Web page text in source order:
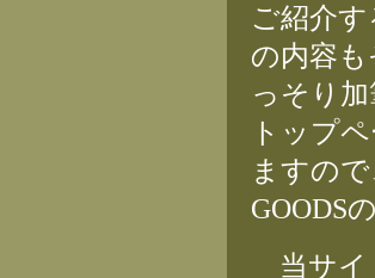
ご紹介
の内容
っそり
トップ
ますの
GOODS
当サイ